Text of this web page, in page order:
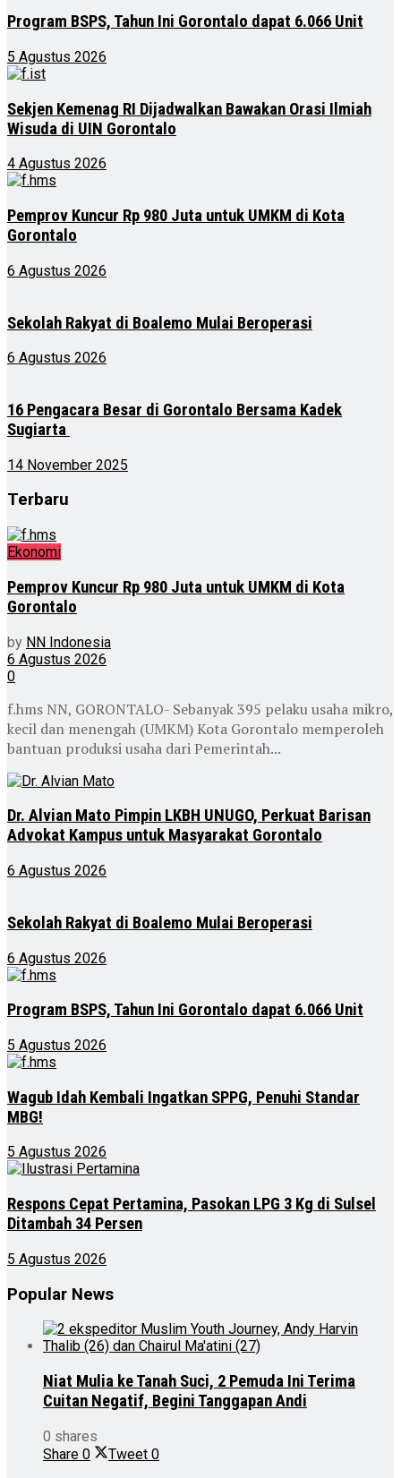
Program BSPS, Tahun Ini Gorontalo dapat 6.066 Unit
5 Agustus 2026
Sekjen Kemenag RI Dijadwalkan Bawakan Orasi Ilmiah
Wisuda di UIN Gorontalo
4 Agustus 2026
Pemprov Kuncur Rp 980 Juta untuk UMKM di Kota
Gorontalo
6 Agustus 2026
Sekolah Rakyat di Boalemo Mulai Beroperasi
6 Agustus 2026
16 Pengacara Besar di Gorontalo Bersama Kadek
Sugiarta
14 November 2025
Terbaru
Ekonomi
Pemprov Kuncur Rp 980 Juta untuk UMKM di Kota
Gorontalo
by NN Indonesia
6 Agustus 2026
0
f.hms NN, GORONTALO- Sebanyak 395 pelaku usaha mikro,
kecil dan menengah (UMKM) Kota Gorontalo memperoleh
bantuan produksi usaha dari Pemerintah...
Dr. Alvian Mato Pimpin LKBH UNUGO, Perkuat Barisan
Advokat Kampus untuk Masyarakat Gorontalo
6 Agustus 2026
Sekolah Rakyat di Boalemo Mulai Beroperasi
6 Agustus 2026
Program BSPS, Tahun Ini Gorontalo dapat 6.066 Unit
5 Agustus 2026
Wagub Idah Kembali Ingatkan SPPG, Penuhi Standar
MBG!
5 Agustus 2026
Respons Cepat Pertamina, Pasokan LPG 3 Kg di Sulsel
Ditambah 34 Persen
5 Agustus 2026
Popular News
Niat Mulia ke Tanah Suci, 2 Pemuda Ini Terima
Cuitan Negatif, Begini Tanggapan Andi
0 shares
Share 0 Tweet 0